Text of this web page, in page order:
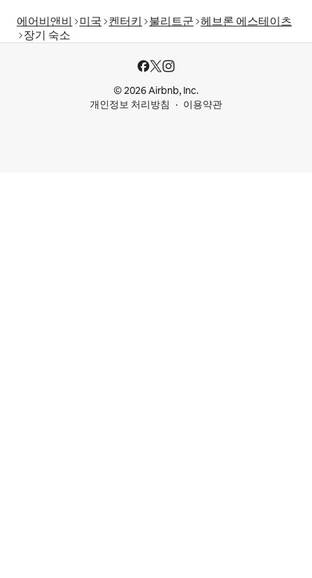
에어비앤비 미국 켄터키 불리트군 헤브론 에스테이츠
장기 숙소
© 2026 Airbnb, Inc.
개인정보 처리방침
이용약관